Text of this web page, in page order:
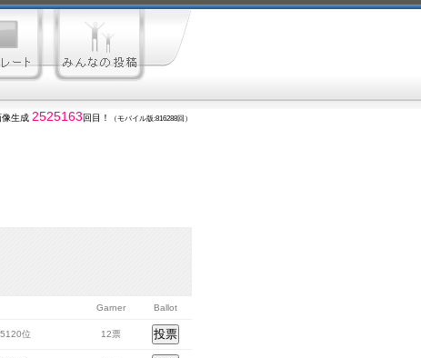
像生成 2525163 回目！ （モバイル版:816288回）
Garner Ballot
位 12票